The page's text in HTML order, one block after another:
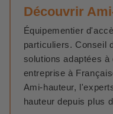
Découvrir
Équipementier
particuliers. Conseil
solutions adaptées
entreprise à
Ami-hauteur,
hauteur depuis plus